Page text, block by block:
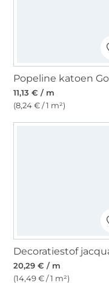
11,13 € / m
(8,24 € / 1 m²)
20,29 € / m
(14,49 € / 1 m²)